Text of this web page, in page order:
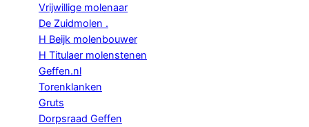
Vrijwillige molenaar
De Zuidmolen .
H Beijk molenbouwer
H Titulaer molenstenen
Geffen.nl
Torenklanken
Gruts
Dorpsraad Geffen